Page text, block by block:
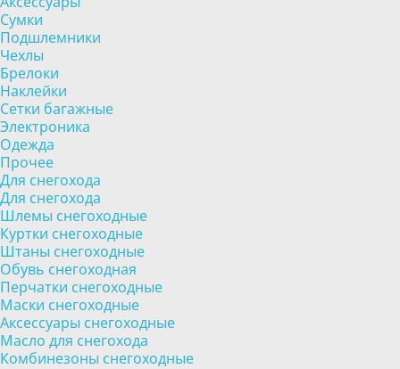
Сумки
Подшлемники
Чехлы
Брелоки
Наклейки
Сетки багажные
Электроника
Одежда
Прочее
Для снегохода
Для снегохода
Шлемы снегоходные
Куртки снегоходные
Штаны снегоходные
Обувь снегоходная
Перчатки снегоходные
Маски снегоходные
Аксессуары снегоходные
Масло для снегохода
Комбинезоны снегоходные